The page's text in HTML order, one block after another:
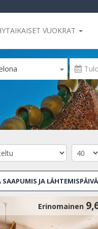
VUOKRAT
JA
Erinomainen